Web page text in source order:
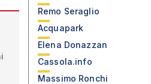
Remo Seraglio
Acquapark
Elena Donazzan
Cassola.info
Massimo Ronchi